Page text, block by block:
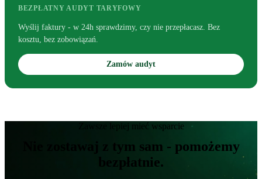
BEZPŁATNY AUDYT TARYFOWY
Wyślij faktury - w 24h sprawdzimy, czy nie przepłacasz. Bez
kosztu, bez zobowiązań.
Zamów audyt
Zawsze lepiej mieć wsparcie
Nie zostawaj z tym sam - pomożemy
bezpłatnie.